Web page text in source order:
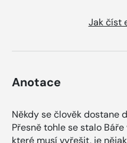
Jak číst
Anotace
Někdy se člověk dostane
Přesně tohle se stalo Báře